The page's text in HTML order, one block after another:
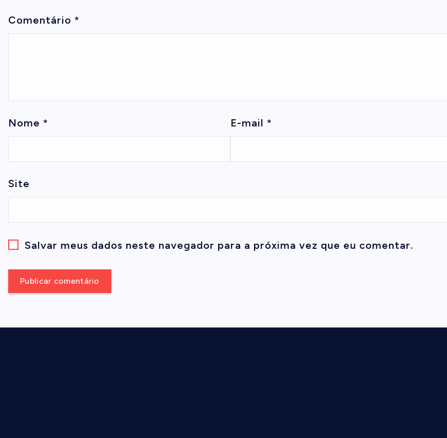
Comentário *
Nome * E-mail *
Site
Salvar meus dados neste navegador para a próxima vez que eu comentar.